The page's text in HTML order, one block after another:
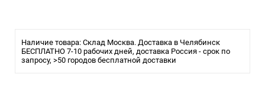
Наличие товара: Склад Москва. Доставка в Челябинск
БЕСПЛАТНО 7-10 рабочих дней, доставка Россия - срок по
запросу, >50 городов бесплатной доставки